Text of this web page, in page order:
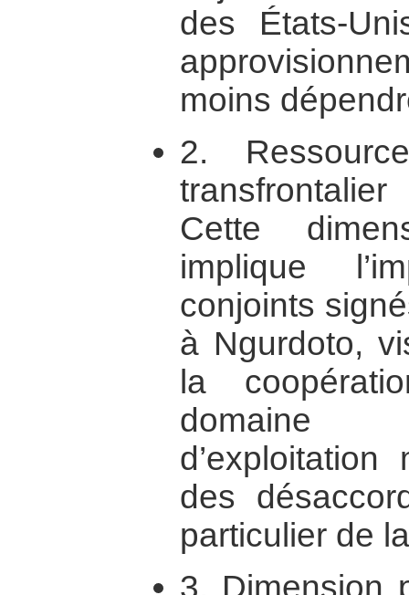
des États-
moins
2.
Cette
implique
conjoints
à Ngurdoto,
la
domaine
des
particulier de
3. Dimension